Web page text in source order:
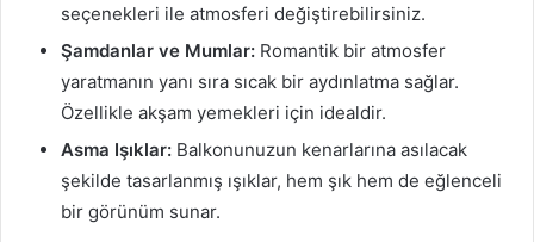
seçenekleri ile atmosferi değiştirebilirsiniz.
Şamdanlar ve Mumlar: Romantik bir atmosfer
yaratmanın yanı sıra sıcak bir aydınlatma sağlar.
Özellikle akşam yemekleri için idealdir.
Asma Işıklar: Balkonunuzun kenarlarına asılacak
şekilde tasarlanmış ışıklar, hem şık hem de eğlenceli
bir görünüm sunar.